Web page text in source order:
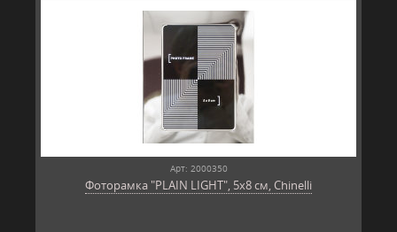
Арт: 2000350
Фоторамка "PLAIN LIGHT", 5х8 см, Chinelli